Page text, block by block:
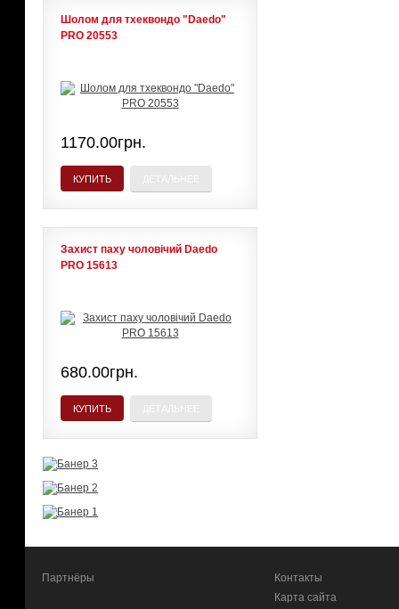
Шолом для тхеквондо "Daedo"
PRO 20553
1170.00грн.
КУПИТЬ
Захист паху чоловічий Daedo
PRO 15613
680.00грн.
КУПИТЬ
Партнёры
Контакты
Карта сайта